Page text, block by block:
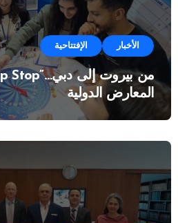
الأخبار الإفتتاحية
المعارض الدولية